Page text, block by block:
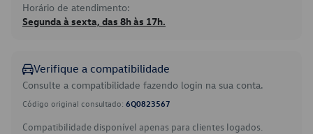
Horário de atendimento:
Segunda à sexta, das 8h às 17h.
Verifique a compatibilidade
Consulte a compatibilidade fazendo login na sua conta.
Código original consultado: 6Q0823567
Compatibilidade disponível apenas para clientes logados.